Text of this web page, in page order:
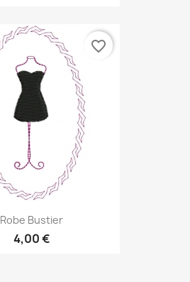
Robe Bustier
4,00 €
favorite_border